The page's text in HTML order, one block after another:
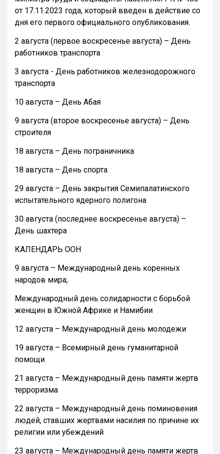
от 17.11.2023 года, который введен в действие со
дня его первого официального опубликования.
2 августа (первое воскресенье августа) – День
работников транспорта
3 августа - День работников железнодорожного
транспорта
10 августа – День Абая
9 августа (второе воскресенье августа) – День
строителя
18 августа – День пограничника
18 августа – День спорта
29 августа – День закрытия Семипалатинского
испытательного ядерного полигона
30 августа (последнее воскресенье августа) –
День шахтера
КАЛЕНДАРЬ ООН
9 августа – Международный день коренных
народов мира;
Международный день солидарности с борьбой
женщин в Южной Африке и Намибии
12 августа – Международный день молодежи
19 августа – Всемирный день гуманитарной
помощи
21 августа – Международный день памяти жертв
терроризма
22 августа – Международный день поминовения
людей, ставших жертвами насилия по причине их
религии или убеждений
23 августа – Международный день памяти жертв